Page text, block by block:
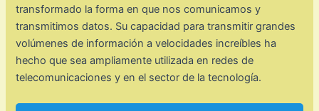
transformado la forma en que nos comunicamos y
transmitimos datos. Su capacidad para transmitir grandes
volúmenes de información a velocidades increíbles ha
hecho que sea ampliamente utilizada en redes de
telecomunicaciones y en el sector de la tecnología.